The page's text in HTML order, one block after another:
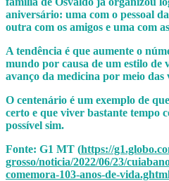
aniversário: uma com o pessoal
outra com os amigos e uma com
A tendência é que aumente o
mundo por causa de um estilo de
avanço da medicina por meio das
O centenário é um exemplo de
certo e que viver bastante tempo
possível sim.
Fonte: G1 MT (https://
grosso/noticia/2022/06/23/
comemora-103-anos-de-